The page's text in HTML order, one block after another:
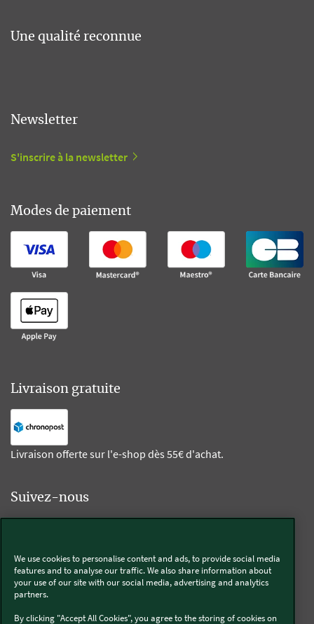
Une qualité reconnue
Newsletter
S'inscrire à la newsletter
Modes de paiement
Livraison gratuite
Livraison offerte sur l'e-shop dès 55€ d'achat.
Suivez-nous
Thermomix®
We use cookies to personalise content and ads, to provide social media
features and to analyse our traffic. We also share information about
your use of our site with our social media, advertising and analytics
partners.
By clicking "Accept All Cookies", you agree to the storing of cookies on